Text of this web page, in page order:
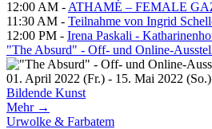
12:00 AM - ATHAMÉ – FEMALE
11:30 AM - Teilnahme von Ingrid
12:00 PM - Irena Paskali -
"The Absurd" - Off- und Online-
01. April 2022 (Fr.) - 15. Mai 2022
Bildende Kunst
Mehr →
Urwolke & Farbatem